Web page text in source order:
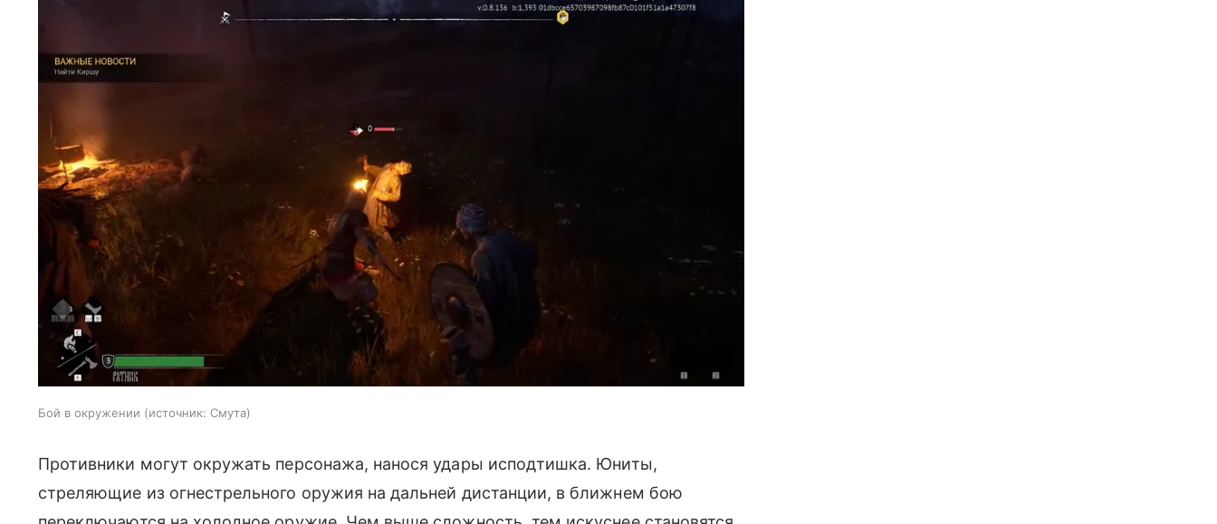
Бой в окружении источник: Смута
Противники могут окружать персонажа, нанося удары исподтишка. Юниты,
стреляющие из огнестрельного оружия на дальней дистанции, в ближнем бою